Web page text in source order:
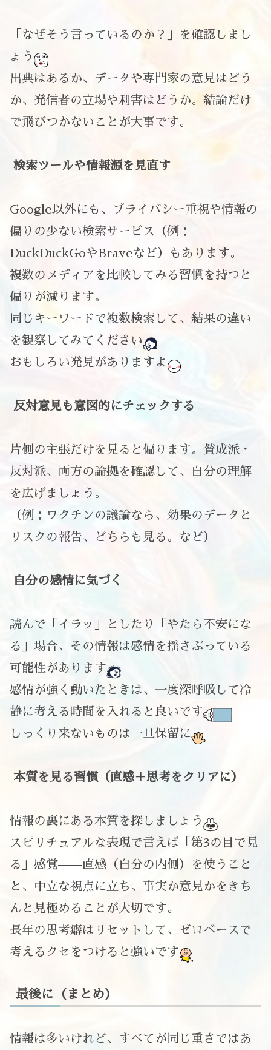
「なぜそう言っているのか？」を確認しまし
ょう
出典はあるか、データや専門家の意見はどう
か、発信者の立場や利害はどうか。結論だけ
で飛びつかないことが大事です。
検索ツールや情報源を見直す
Google以外にも、プライバシー重視や情報の
偏りの少ない検索サービス（例：
DuckDuckGoやBraveなど）もあります。
複数のメディアを比較してみる習慣を持つと
偏りが減ります。
同じキーワードで複数検索して、結果の違い
を観察してみてください
おもしろい発見がありますよ
反対意見も意図的にチェックする
片側の主張だけを見ると偏ります。賛成派・
反対派、両方の論拠を確認して、自分の理解
を広げましょう。
（例：ワクチンの議論なら、効果のデータと
リスクの報告、どちらも見る。など）
自分の感情に気づく
読んで「イラッ」としたり「やたら不安にな
る」場合、その情報は感情を揺さぶっている
可能性があります
感情が強く動いたときは、一度深呼吸して冷
静に考える時間を入れると良いです
しっくり来ないものは一旦保留に
本質を見る習慣（直感＋思考をクリアに）
情報の裏にある本質を探しましょう
スピリチュアルな表現で言えば「第3の目で見
る」感覚——直感（自分の内側）を使うこと
と、中立な視点に立ち、事実か意見かをきち
んと見極めることが大切です。
長年の思考癖はリセットして、ゼロベースで
考えるクセをつけると強いです
最後に（まとめ）
情報は多いけれど、すべてが同じ重さではあ